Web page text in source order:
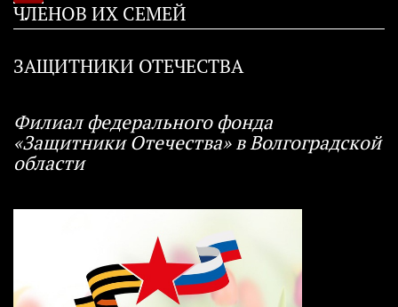
ЧЛЕНОВ ИХ СЕМЕЙ
ЗАЩИТНИКИ ОТЕЧЕСТВА
Филиал федерального фонда
«Защитники Отечества» в Волгоградской
области